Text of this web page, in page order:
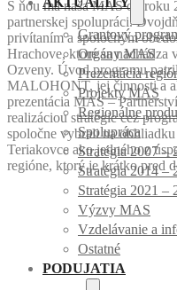
Grantový
Orgány MAS
Prezentácia
Projekty MAS
Regionálne
Spolupráca
Stratégia 2007 –
Stratégia 2014 –
Stratégia 2021 –
Výzvy MAS
Vzdelávanie a
Ostatné
PODUJATIA
S ňou má naša MAS od roku
partnerskej spolupráci.
privítaním a spoločným
Hrachove, ktoré sa nachádza
Ozveny. Úvod programu
MALOHONT, jej činnosti a
prezentácia MAS –
realizáciou stratégie cez
spoločne vybrali na
Teriakovce ako jedného z
regióne, ktorý je krátko pred